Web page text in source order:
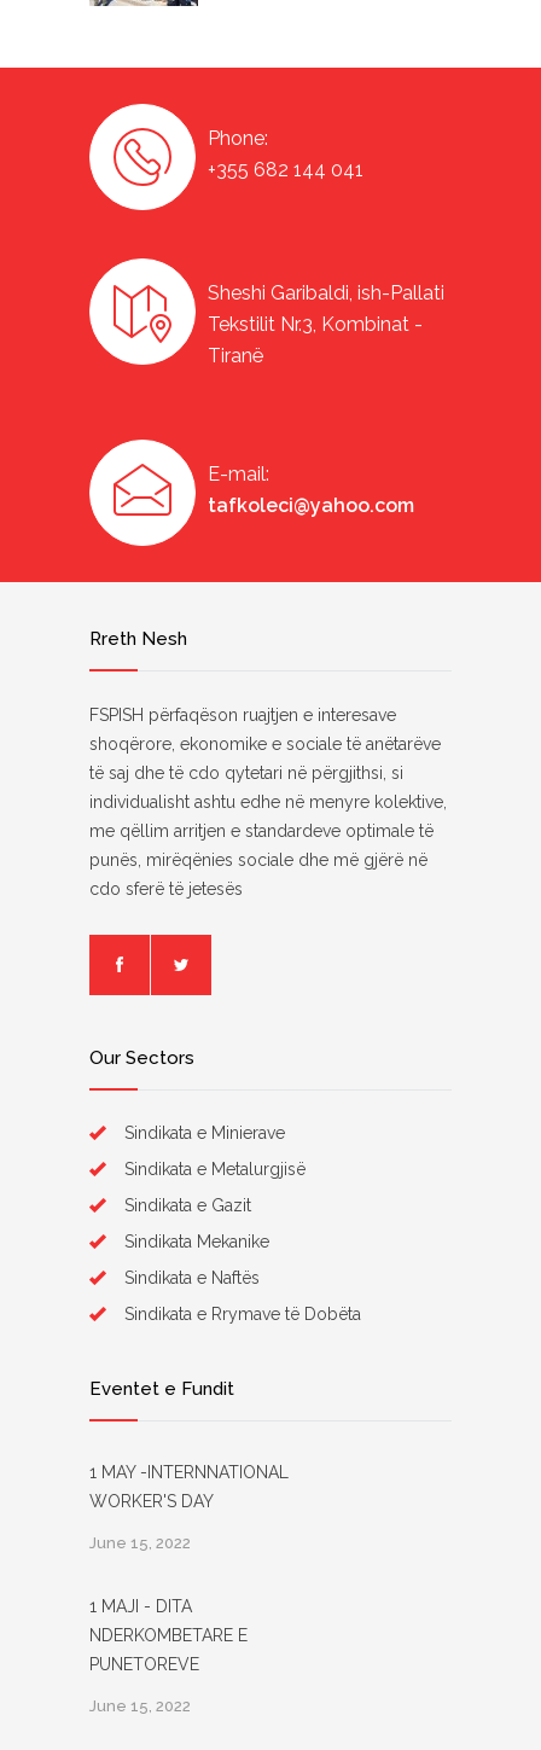
Phone:
+355 682 144 041
Sheshi Garibaldi, ish-Pallati
Tekstilit Nr.3, Kombinat -
Tiranë
E-mail:
tafkoleci@yahoo.com
Rreth Nesh
FSPISH përfaqëson ruajtjen e interesave
shoqërore, ekonomike e sociale të anëtarëve
të saj dhe të cdo qytetari në përgjithsi, si
individualisht ashtu edhe në menyre kolektive,
me qëllim arritjen e standardeve optimale të
punës, mirëqënies sociale dhe më gjërë në
cdo sferë të jetesës
Our Sectors
Sindikata e Minierave
Sindikata e Metalurgjisë
Sindikata e Gazit
Sindikata Mekanike
Sindikata e Naftës
Sindikata e Rrymave të Dobëta
Eventet e Fundit
1 MAY -INTERNNATIONAL
WORKER'S DAY
June 15, 2022
1 MAJI - DITA
NDERKOMBETARE E
PUNETOREVE
June 15, 2022